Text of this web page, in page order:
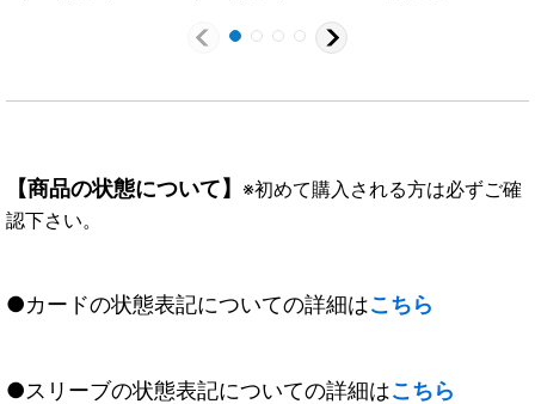
【商品の状態について】 ※初めて購入される方は必ずご確
認下さい。
●カードの状態表記についての詳細はこちら
●スリーブの状態表記についての詳細はこちら